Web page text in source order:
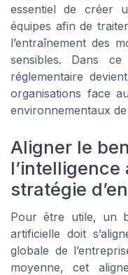
essentiel de créer
équipes afin de
l’entraînement des
sensibles. Dans
réglementaire
organisations face
environnementaux
Aligner le
stratégie
Pour être utile, un
artificielle doit
globale de
moyenne, cet